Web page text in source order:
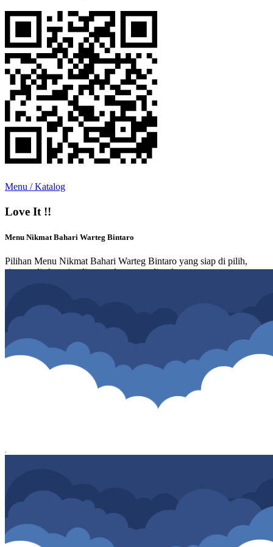
Menu / Katalog
Love It !!
Menu Nikmat Bahari Warteg Bintaro
Pilihan Menu Nikmat Bahari Warteg Bintaro yang siap di pilih,
simpan di shopping list atau langsung di order.